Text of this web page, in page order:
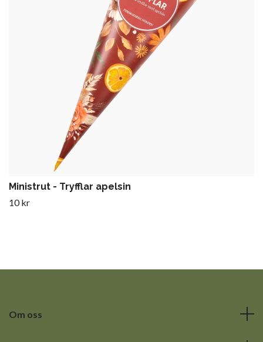
Ministrut - Tryfflar apelsin
10 kr
Om oss